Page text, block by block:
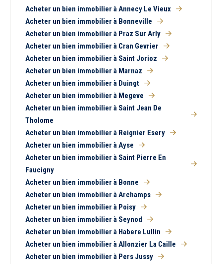
Acheter un bien immobilier à Annecy Le Vieux
Acheter un bien immobilier à Bonneville
Acheter un bien immobilier à Praz Sur Arly
Acheter un bien immobilier à Cran Gevrier
Acheter un bien immobilier à Saint Jorioz
Acheter un bien immobilier à Marnaz
Acheter un bien immobilier à Duingt
Acheter un bien immobilier à Megeve
Acheter un bien immobilier à Saint Jean De
Tholome
Acheter un bien immobilier à Reignier Esery
Acheter un bien immobilier à Ayse
Acheter un bien immobilier à Saint Pierre En
Faucigny
Acheter un bien immobilier à Bonne
Acheter un bien immobilier à Archamps
Acheter un bien immobilier à Poisy
Acheter un bien immobilier à Seynod
Acheter un bien immobilier à Habere Lullin
Acheter un bien immobilier à Allonzier La Caille
Acheter un bien immobilier à Pers Jussy